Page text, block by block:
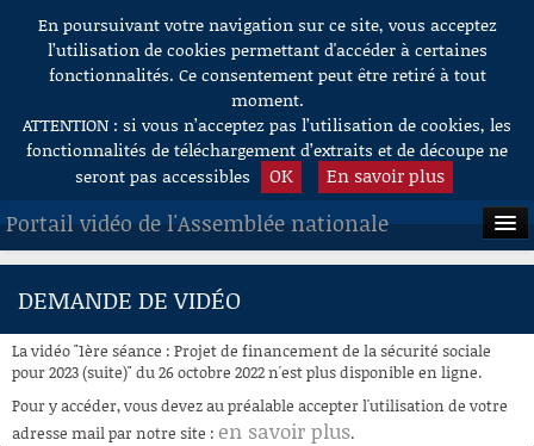
Aller au contenu
En poursuivant votre navigation sur ce site, vous acceptez
l’utilisation de cookies permettant d'accéder à certaines
fonctionnalités. Ce consentement peut être retiré à tout
moment.
ATTENTION : si vous n’acceptez pas l’utilisation de cookies, les
fonctionnalités de téléchargement d’extraits et de découpe ne
seront pas accessibles
OK En savoir plus
Portail vidéo de l'Assemblée nationale
ACCUEIL
À LA DEMANDE
RECHERCHE
DEMANDE DE VIDÉO
La vidéo "1ère séance : Projet de financement de la sécurité sociale
pour 2023 (suite)" du 26 octobre 2022 n'est plus disponible en ligne.
Pour y accéder, vous devez au préalable accepter l'utilisation de votre
adresse mail par notre site : en savoir plus.